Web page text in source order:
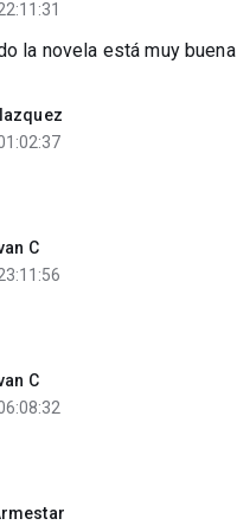
la novela está muy buena
C
C